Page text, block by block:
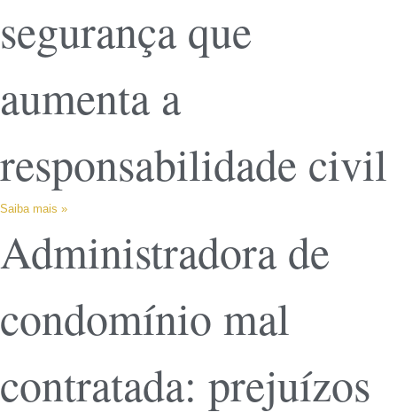
segurança que
aumenta a
responsabilidade civil
Saiba mais »
Administradora de
condomínio mal
contratada: prejuízos